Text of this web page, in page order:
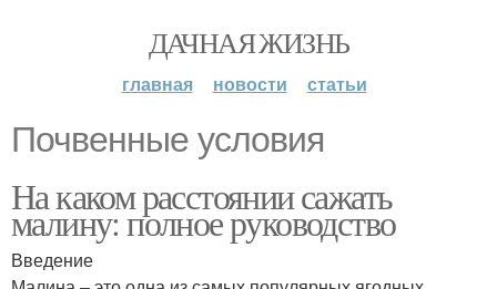
ДАЧНАЯ ЖИЗНЬ
главная новости статьи
Почвенные условия
На каком расстоянии сажать
малину: полное руководство
Введение